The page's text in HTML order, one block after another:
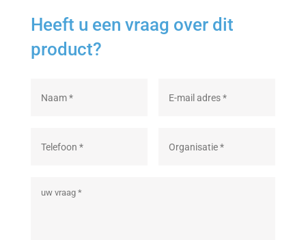
Heeft u een vraag over dit
product?